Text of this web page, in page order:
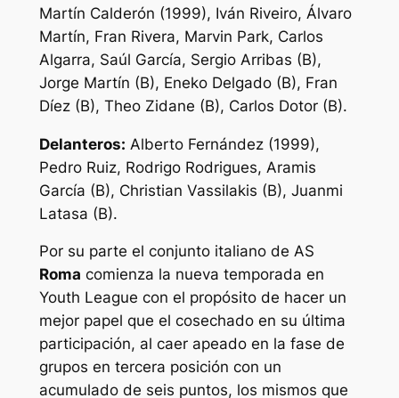
Martín Calderón (1999), Iván Riveiro, Álvaro
Martín, Fran Rivera, Marvin Park, Carlos
Algarra, Saúl García, Sergio Arribas (B),
Jorge Martín (B), Eneko Delgado (B), Fran
Díez (B), Theo Zidane (B), Carlos Dotor (B).
Delanteros: Alberto Fernández (1999),
Pedro Ruiz, Rodrigo Rodrigues, Aramis
García (B), Christian Vassilakis (B), Juanmi
Latasa (B).
Por su parte el conjunto italiano de AS
Roma comienza la nueva temporada en
Youth League con el propósito de hacer un
mejor papel que el cosechado en su última
participación, al caer apeado en la fase de
grupos en tercera posición con un
acumulado de seis puntos, los mismos que